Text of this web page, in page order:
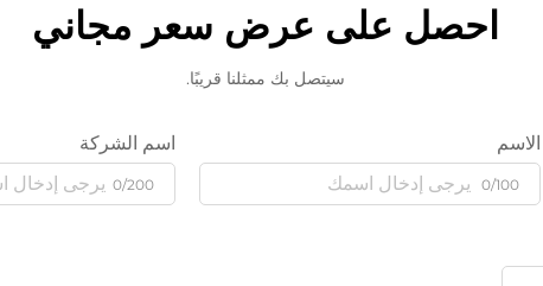
احصل على عرض سعر مجاني
سيتصل بك ممثلنا قريبًا.
الاسم
0/100
اسم الشركة
0/200